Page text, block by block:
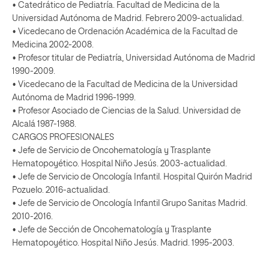
• Catedrático de Pediatría. Facultad de Medicina de la
Universidad Autónoma de Madrid. Febrero 2009-actualidad.
• Vicedecano de Ordenación Académica de la Facultad de
Medicina 2002-2008.
• Profesor titular de Pediatría, Universidad Autónoma de Madrid
1990-2009.
• Vicedecano de la Facultad de Medicina de la Universidad
Autónoma de Madrid 1996-1999.
• Profesor Asociado de Ciencias de la Salud. Universidad de
Alcalá 1987-1988.
CARGOS PROFESIONALES
• Jefe de Servicio de Oncohematología y Trasplante
Hematopoyético. Hospital Niño Jesús. 2003-actualidad.
• Jefe de Servicio de Oncología Infantil. Hospital Quirón Madrid
Pozuelo. 2016-actualidad.
• Jefe de Servicio de Oncología Infantil Grupo Sanitas Madrid.
2010-2016.
• Jefe de Sección de Oncohematología y Trasplante
Hematopoyético. Hospital Niño Jesús. Madrid. 1995-2003.